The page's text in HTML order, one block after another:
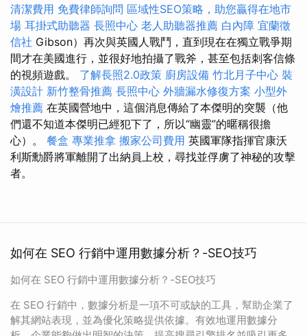
清潔費用 免費律師詢問 區域性SEO策略，助您贏得在地市
場 耳掛式助聽器 長照中心 老人助聽器推薦 白內障 宜蘭徵
信社 Gibson）再次與英國人戰鬥，直到現在在獨立戰爭期
間才在美國進行，並很好地拍攝了戰斧，甚至包括刺客信條
的視頻遊戲。 了解長照2.0政策 廚房設備 竹北月子中心 裝
潢設計 新竹整骨推薦 長照中心 外牆漏水修復方案 小型外
燴推薦 在英國營地中，這個消息傳給了本傑明的突襲（他
們還不知道本傑明已經犯下了，所以“幽靈”的暱稱很擔
心）。 餐盒 專業推拿 搬家公司費用 英國軍隊指揮官康沃
利斯勳爵將軍離開了出納員上校，尋找並俘虜了神秘的攻擊
者。
如何在 SEO 行銷中運用數據分析？-SEO技巧
如何在 SEO 行銷中運用數據分析？-SEO技巧
在 SEO 行銷中，數據分析是一項不可或缺的工具，幫助企業了
解其網站表現，並為優化策略提供依據。有效地運用數據分